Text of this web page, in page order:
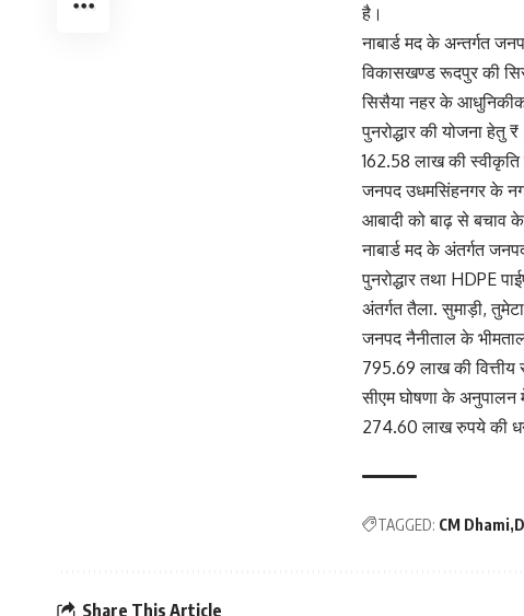
है।
नाबार्ड मद के अन्तर्गत
विकासखण्ड रूदपुर की
सिसैया नहर के
पुनरोद्धार की योजना
162.58 लाख की स्वीकृति
जनपद उधमसिंहनगर के
आबादी को बाढ़ से बचाव
नाबार्ड मद के अंतर्गत
पुनरोद्धार तथा HDPE
अंतर्गत तैला. सुमाड़ी,
जनपद नैनीताल के भीमताल
795.69 लाख की वित्तीय
सीएम घोषणा के अनुपालन
274.60 लाख रुपये की
TAGGED: CM Dhami
Share This Article